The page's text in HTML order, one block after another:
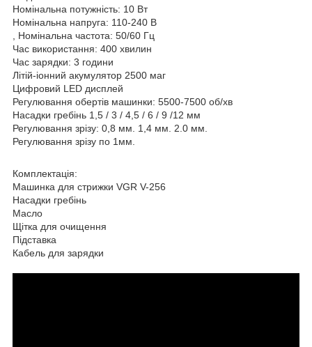
Номінальна потужність: 10 Вт
Номінальна напруга: 110-240 В
, Номінальна частота: 50/60 Гц
Час використання: 400 хвилин
Час зарядки: 3 години
Літій-іонний акумулятор 2500 маг
Цифровий LED дисплей
Регулювання обертів машинки: 5500-7500 об/хв
Насадки гребінь 1,5 / 3 / 4,5 / 6 / 9 /12 мм
Регулювання зрізу: 0,8 мм. 1,4 мм. 2.0 мм.
Регулювання зрізу по 1мм.
Комплектація:
Машинка для стрижки VGR V-256
Насадки гребінь
Масло
Щітка для очищення
Підставка
Кабель для зарядки